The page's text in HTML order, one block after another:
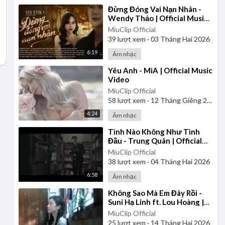
6:19
⁣Đừng Đóng Vai Nạn Nhân -
Wendy Thảo | Official Music
Video
MiuClip Official
39 lượt xem · 03 Tháng Hai 2026
Âm nhạc
4:24
⁣Yêu Anh - MiA | Official Music
Video
MiuClip Official
58 lượt xem · 12 Tháng Giêng 2025
Âm nhạc
6:58
⁣Tình Nào Không Như Tình
Đầu - Trung Quân | Official
Music Video
MiuClip Official
38 lượt xem · 04 Tháng Hai 2026
Âm nhạc
⁣Không Sao Mà Em Đây Rồi -
Suni Hạ Linh ft. Lou Hoàng |
Official Music Video
MiuClip Official
25 lượt xem · 14 Tháng Hai 2026